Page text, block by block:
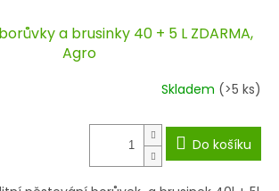
a brusinky 40 + 5 L ZDARMA,
Agro
Skladem (>5 ks)
Do košíku